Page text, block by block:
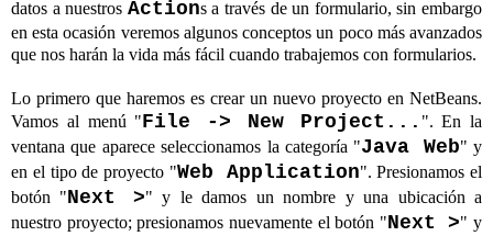
datos a nuestros Actions a través de un formulario, sin embargo
en esta ocasión veremos algunos conceptos un poco más avanzados
que nos harán la vida más fácil cuando trabajemos con formularios.
Lo primero que haremos es crear un nuevo proyecto en NetBeans.
Vamos al menú "File -> New Project... ". En la
ventana que aparece seleccionamos la categoría "Java Web" y
en el tipo de proyecto "Web Application". Presionamos el
botón "Next >" y le damos un nombre y una ubicación a
nuestro proyecto; presionamos nuevamente el botón "Next >" y